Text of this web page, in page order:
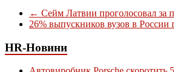
← Сейм Латвии проголосовал за
26% выпускников вузов в России
HR-Новини